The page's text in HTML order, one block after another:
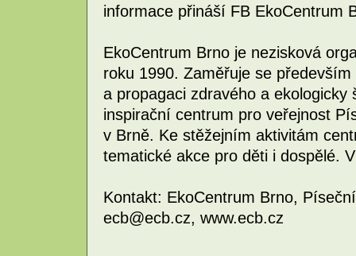
informace přináší FB EkoCentrum
EkoCentrum Brno je nezisková
roku 1990. Zaměřuje se především
a propagaci zdravého a
inspirační centrum pro veřejnost
v Brně. Ke stěžejním aktivitám
tematické akce pro děti i dospělé.
Kontakt: EkoCentrum Brno,
ecb@ecb.cz, www.ecb.cz